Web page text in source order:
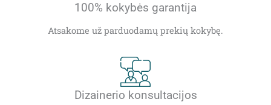
100% kokybės garantija
Atsakome už parduodamų prekių kokybę.
Dizainerio konsultacijos